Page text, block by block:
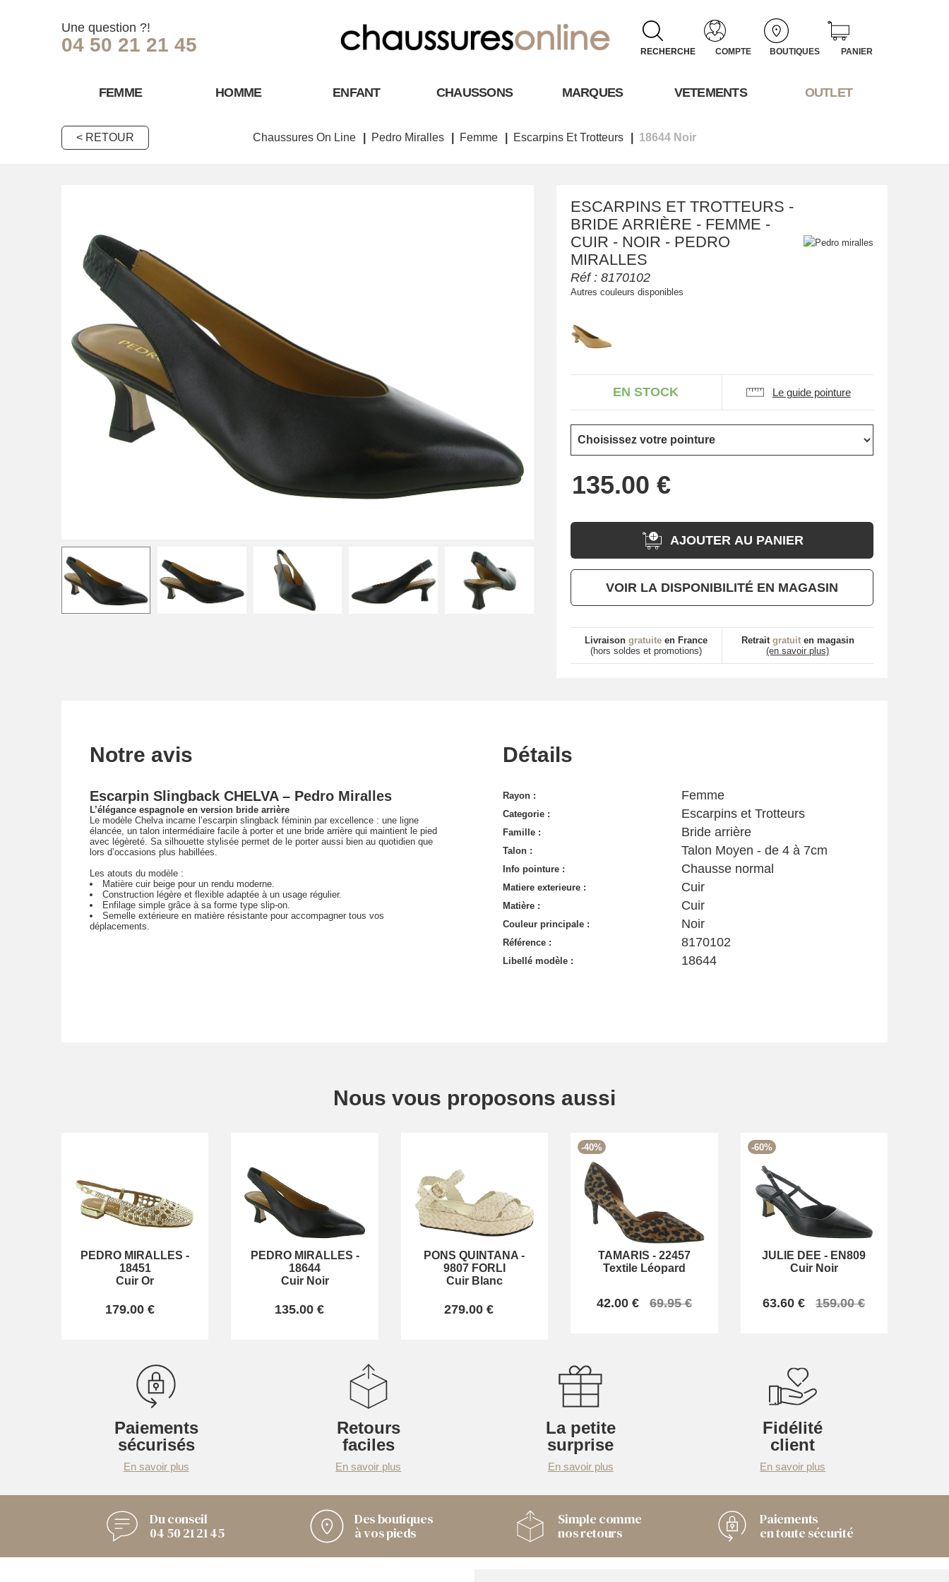
Une question ?!
04 50 21 21 45 RECHERCHE COMPTE BOUTIQUES PANIER
FEMME HOMME ENFANT CHAUSSONS MARQUES VETEMENTS OUTLET
< RETOUR Chaussures On Line Pedro Miralles Femme Escarpins Et Trotteurs 18644 Noir
ESCARPINS ET TROTTEURS -
BRIDE ARRIÈRE - FEMME -
CUIR - NOIR - PEDRO
MIRALLES
Réf :8170102
Autres couleurs disponibles
EN STOCK Le guide pointure
AJOUTER AU PANIER
VOIR LA DISPONIBILITÉ EN MAGASIN
Livraison gratuiteen France
(hors soldes et promotions)
Retrait gratuiten magasin
(en savoir plus)
Notre avis
Escarpin Slingback CHELVA – Pedro Miralles
L’élégance espagnole en version bride arrière
Le modèle Chelva incarne l’escarpin slingback féminin par excellence : une ligne
élancée, un talon intermédiaire facile à porter et une bride arrière qui maintient le pied
avec légèreté. Sa silhouette stylisée permet de le porter aussi bien au quotidien que
lors d’occasions plus habillées.
Les atouts du modèle :
Matière cuir beige pour un rendu moderne.
Construction légère et flexible adaptée à un usage régulier.
Enfilage simple grâce à sa forme type slip-on.
Semelle extérieure en matière résistante pour accompagner tous vos
déplacements.
Détails
Rayon : Femme
Categorie : Escarpins et Trotteurs
Famille : Bride arrière
Talon : Talon Moyen - de 4 à 7cm
Info pointure : Chausse normal
Matiere exterieure : Cuir
Matière : Cuir
Couleur principale : Noir
Référence : 8170102
Libellé modèle : 18644
Nous vous proposons aussi
PEDRO MIRALLES -
18451
Cuir Or
179.00 €
PEDRO MIRALLES -
18644
Cuir Noir
135.00 €
PONS QUINTANA -
9807 FORLI
Cuir Blanc
279.00 €
-40%
TAMARIS - 22457
Textile Léopard
42.00 € 69.95 €
-60%
JULIE DEE - EN809
Cuir Noir
63.60 € 159.00 €
Paiements
sécurisés
En savoir plus
Retours
faciles
En savoir plus
La petite
surprise
En savoir plus
Fidélité
client
En savoir plus
Du conseil
04 50 21 21 45
Des boutiques
à vos pieds
Simple comme
nos retours
Paiements
en toute sécurité